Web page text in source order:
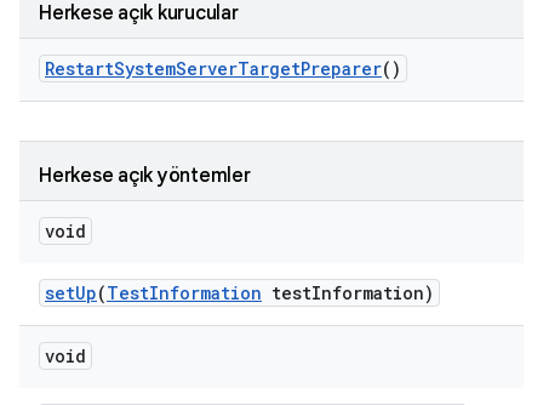
Herkese açık kurucular
RestartSystemServerTargetPreparer()
Herkese açık yöntemler
void
setUp(TestInformation testInformation)
void